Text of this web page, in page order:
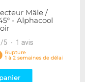
Mâle /
- Alphacool
/5 - 1 avis
Rupture
1 à 2 semaines de délai